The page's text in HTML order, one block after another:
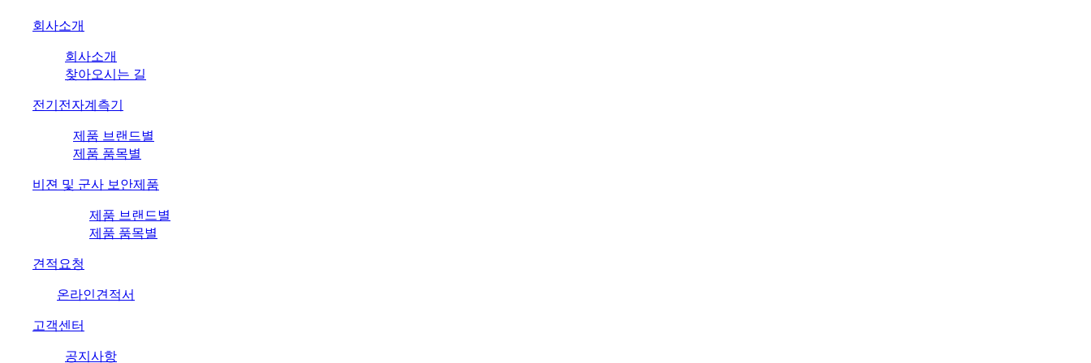
회사소개
회사소개
찾아오시는 길
전기전자계측기
제품 브랜드별
제품 품목별
비젼 및 군사 보안제품
제품 브랜드별
제품 품목별
견적요청
온라인견적서
고객센터
공지사항